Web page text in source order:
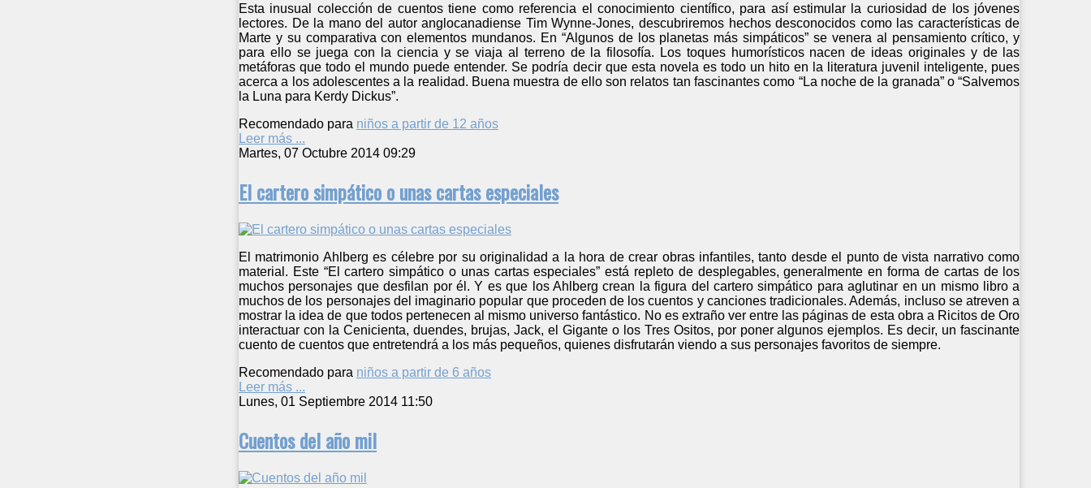
Esta inusual colección de cuentos tiene como referencia el conocimiento científico, para así estimular la curiosidad de los jóvenes
lectores. De la mano del autor anglocanadiense Tim Wynne-Jones, descubriremos hechos desconocidos como las características de
Marte y su comparativa con elementos mundanos. En “Algunos de los planetas más simpáticos” se venera al pensamiento crítico, y
para ello se juega con la ciencia y se viaja al terreno de la filosofía. Los toques humorísticos nacen de ideas originales y de las
metáforas que todo el mundo puede entender. Se podría decir que esta novela es todo un hito en la literatura juvenil inteligente, pues
acerca a los adolescentes a la realidad. Buena muestra de ello son relatos tan fascinantes como “La noche de la granada” o “Salvemos
la Luna para Kerdy Dickus”.
Recomendado para niños a partir de 12 años
Leer más ...
Martes, 07 Octubre 2014 09:29
El cartero simpático o unas cartas especiales
El matrimonio Ahlberg es célebre por su originalidad a la hora de crear obras infantiles, tanto desde el punto de vista narrativo como
material. Este “El cartero simpático o unas cartas especiales” está repleto de desplegables, generalmente en forma de cartas de los
muchos personajes que desfilan por él. Y es que los Ahlberg crean la figura del cartero simpático para aglutinar en un mismo libro a
muchos de los personajes del imaginario popular que proceden de los cuentos y canciones tradicionales. Además, incluso se atreven a
mostrar la idea de que todos pertenecen al mismo universo fantástico. No es extraño ver entre las páginas de esta obra a Ricitos de Oro
interactuar con la Cenicienta, duendes, brujas, Jack, el Gigante o los Tres Ositos, por poner algunos ejemplos. Es decir, un fascinante
cuento de cuentos que entretendrá a los más pequeños, quienes disfrutarán viendo a sus personajes favoritos de siempre.
Recomendado para niños a partir de 6 años
Leer más ...
Lunes, 01 Septiembre 2014 11:50
Cuentos del año mil